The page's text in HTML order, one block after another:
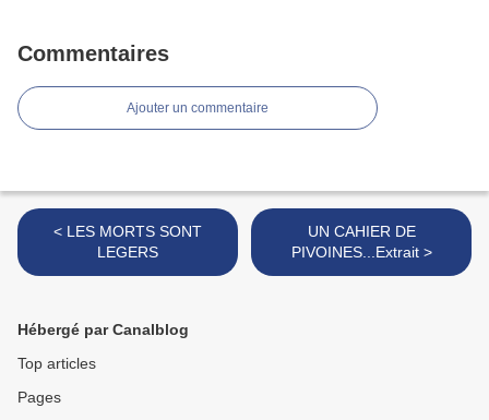
Commentaires
Ajouter un commentaire
< LES MORTS SONT
LEGERS
UN CAHIER DE
PIVOINES...Extrait >
Hébergé par Canalblog
Top articles
Pages